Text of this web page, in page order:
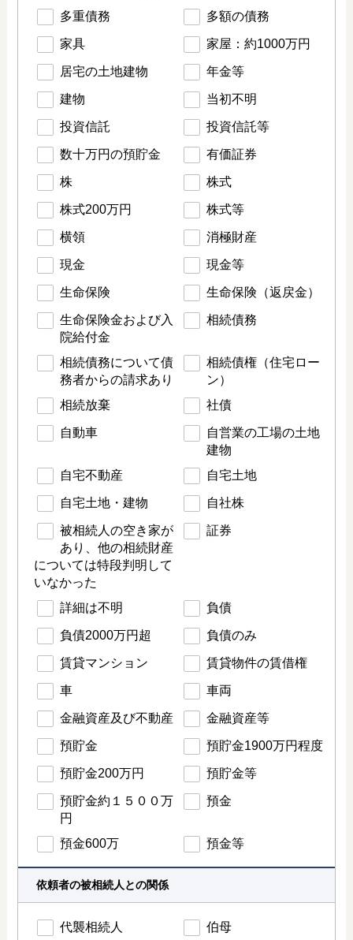
多重債務 多額の債務
家具 家屋：約1000万円
居宅の土地建物 年金等
建物 当初不明
投資信託 投資信託等
数十万円の預貯金 有価証券
株 株式
株式200万円 株式等
横領 消極財産
現金 現金等
生命保険 生命保険（返戻金）
生命保険金および入
院給付金
相続債務
相続債務について債
務者からの請求あり
相続債権（住宅ロー
ン）
相続放棄
社債
自動車
自営業の工場の土地
建物
自宅不動産
自宅土地
自宅土地・建物 自社株
被相続人の空き家が
あり、他の相続財産
については特段判明して
いなかった
証券
詳細は不明 負債
負債2000万円超 負債のみ
賃貸マンション 賃貸物件の賃借権
車 車両
金融資産及び不動産 金融資産等
預貯金 預貯金1900万円程度
預貯金200万円 預貯金等
預貯金約１５００万
円
預金
預金600万 預金等
依頼者の被相続人との関係
代襲相続人 伯母